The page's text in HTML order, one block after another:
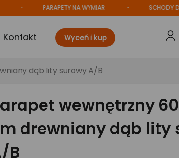
PARAPETY NA WYMIAR SCHODY
Kontakt Wyceń i kup
dąb lity surowy A/B
wewnętrzny
drewniany dąb lity
B